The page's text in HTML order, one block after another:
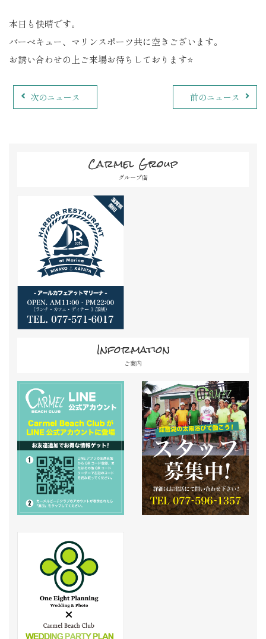
本日も快晴です。
バーベキュー、マリンスポーツ共に空きございます。
お誘い合わせの上ご来場お待ちしております⭐️
次のニュース 前のニュース
Carmel Group
グループ店
Information
ご案内